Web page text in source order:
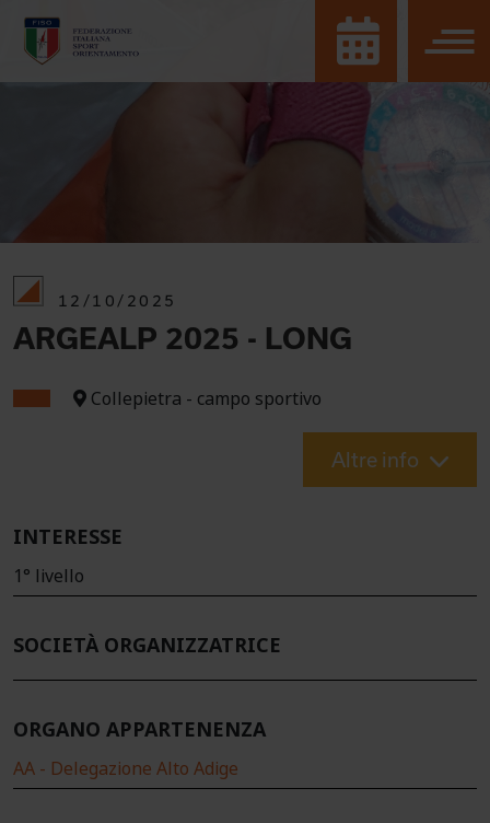
12/10/2025
ARGEALP 2025 - LONG
Collepietra - campo sportivo
Altre info
INTERESSE
1° livello
SOCIETÀ ORGANIZZATRICE
ORGANO APPARTENENZA
AA - Delegazione Alto Adige